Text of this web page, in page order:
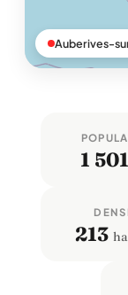
Auberives-
1 501
213